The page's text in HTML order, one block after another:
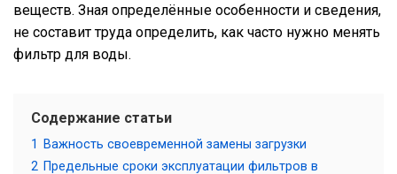
веществ. Зная определённые особенности и сведения,
не составит труда определить, как часто нужно менять
фильтр для воды.
Содержание статьи
1
Важность своевременной замены загрузки
2 Предельные сроки эксплуатации фильтров в